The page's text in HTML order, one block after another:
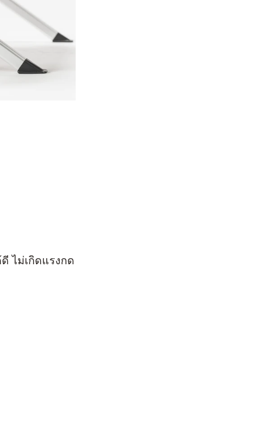
ไม่เกิดแรงกด